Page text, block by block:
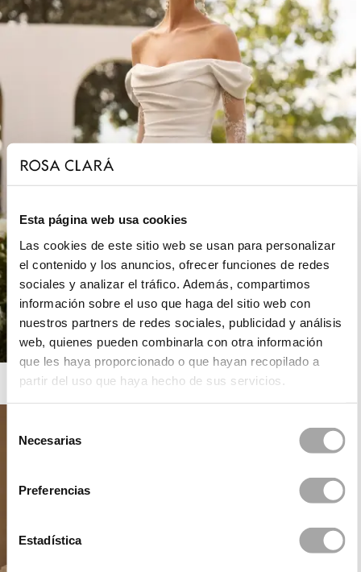
Esta página web usa cookies
Las cookies de este sitio web se usan para personalizar
el contenido y los anuncios, ofrecer funciones de redes
sociales y analizar el tráfico. Además, compartimos
información sobre el uso que haga del sitio web con
nuestros partners de redes sociales, publicidad y análisis
web, quienes pueden combinarla con otra información
que les haya proporcionado o que hayan recopilado a
partir del uso que haya hecho de sus servicios.
Necesarias
Preferencias
Estadística
ROSA CLARÁ